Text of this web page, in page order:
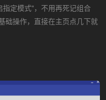
定模式"，不用再死记组合
础操作，直接在主页点几下就